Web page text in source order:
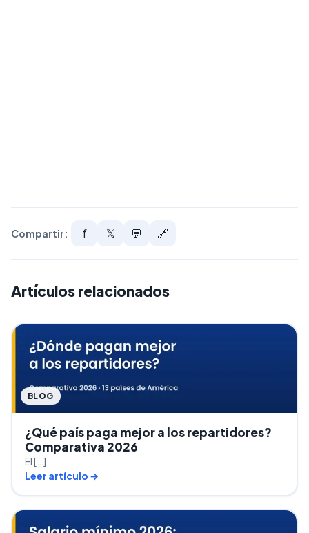
Compartir: f 𝕏 💬 🔗
Artículos relacionados
BLOG
¿Qué país paga mejor a los repartidores?
Comparativa 2026
El […]
Leer artículo →